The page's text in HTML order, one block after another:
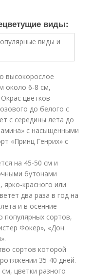
виды:
высокорослое
около 6-8 см,
цветков
до белого с
с середины лета до
с насыщенными
«Принц Генрих» с
на 45-50 см и
бутонами
ярко-красного или
два раза в год на
и в осенние
популярных сортов,
Фокер», «Дон
сортов которой
35-40 дней.
цветки разного